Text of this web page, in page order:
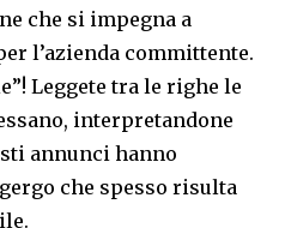
che si impegna a
l’azienda committente.
Leggete tra le righe le
interpretandone
annunci hanno
che spesso risulta